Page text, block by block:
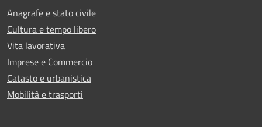
Anagrafe e stato civile
Cultura e tempo libero
Vita lavorativa
Imprese e Commercio
Catasto e urbanistica
Mobilità e trasporti